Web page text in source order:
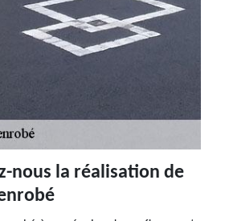
nous la réalisation de